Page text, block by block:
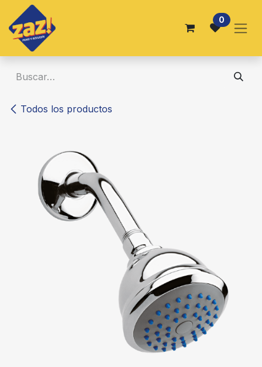
Ir al contenido
0
Todos los productos